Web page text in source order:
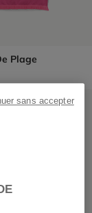
Plage
sans accepter